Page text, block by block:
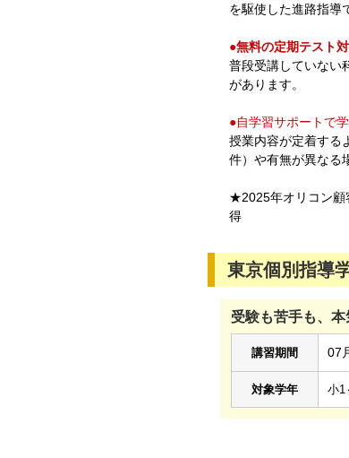
を駆使した進路指導
●無料の定期テスト
普段受講していない
があります。
●自学習サポートで
授業内容が定着する
件）や有無が異なる
★2025年オリコン顧
得
東京個別指導
受験も苦手も、
講習期間 07
対象学年 小1